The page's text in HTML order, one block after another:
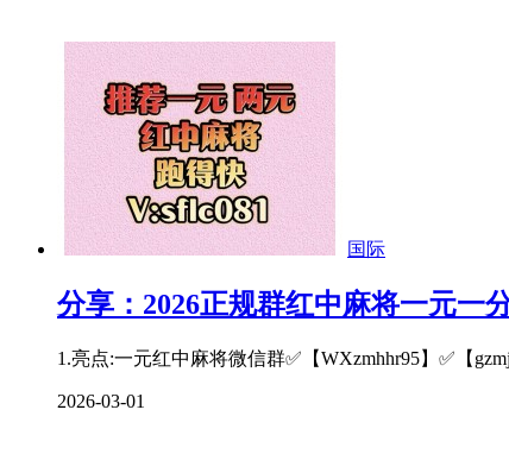
国际
分享：2026正规群红中麻将一元一
1.亮点:一元红中麻将微信群✅【WXzmhhr95】✅【
2026-03-01